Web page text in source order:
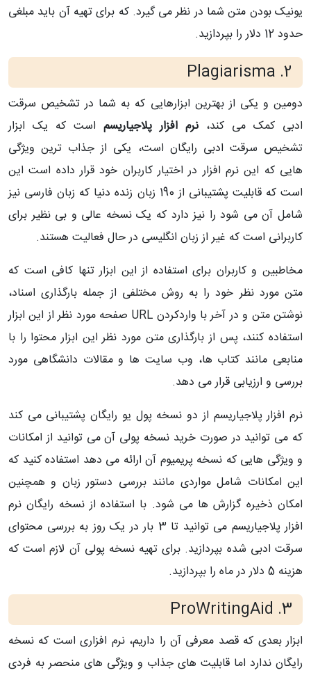
یونیک بودن متن شما در نظر می گیرد. که برای تهیه آن باید مبلغی
حدود 12 دلار را بپردازید.
2. Plagiarisma
دومین و یکی از بهترین ابزارهایی که به شما در تشخیص سرقت
ادبی کمک می کند، نرم افزار پلاجیاریسم است که یک ابزار
تشخیص سرقت ادبی رایگان است، یکی از جذاب ترین ویژگی
هایی که این نرم افزار در اختیار کاربران خود قرار داده است این
است که قابلیت پشتیبانی از 190 زبان زنده دنیا که زبان فارسی نیز
شامل آن می شود را نیز دارد که یک نسخه عالی و بی نظیر برای
کاربرانی است که غیر از زبان انگلیسی در حال فعالیت هستند.
مخاطبین و کاربران برای استفاده از این ابزار تنها کافی است که
متن مورد نظر خود را به روش مختلفی از جمله بارگذاری اسناد،
نوشتن متن و در آخر با واردکردن URL صفحه مورد نظر از این ابزار
استفاده کنند، پس از بارگذاری متن مورد نظر این ابزار محتوا را با
منابعی مانند کتاب ها، وب سایت ها و مقالات دانشگاهی مورد
بررسی و ارزیابی قرار می دهد.
نرم افزار پلاجیاریسم از دو نسخه پول یو رایگان پشتیبانی می کند
که می توانید در صورت خرید نسخه پولی آن می توانید از امکانات
و ویژگی هایی که نسخه پریمیوم آن ارائه می دهد استفاده کنید که
این امکانات شامل مواردی مانند بررسی دستور زبان و همچنین
امکان ذخیره گزارش ها می شود. با استفاده از نسخه رایگان نرم
افزار پلاجیاریسم می توانید تا 3 بار در یک روز به بررسی محتوای
سرقت ادبی شده بپردازید. برای تهیه نسخه پولی آن لازم است که
هزینه 5 دلار در ماه را بپردازید.
3.
ProWritingAid
ابزار بعدی که قصد معرفی آن را داریم، نرم افزاری است که نسخه
رایگان ندارد اما قابلیت های جذاب و ویژگی های منحصر به فردی